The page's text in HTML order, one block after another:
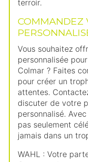
terroir.
COMMANDEZ
Vous souhaitez
personnalisée
Colmar ? Faites
pour créer un
attentes.
discuter de votre
personnalisé.
pas seulement
jamais dans un
WAHL : Votre